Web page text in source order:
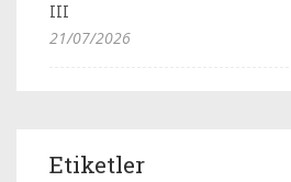
III
21/07/2026
Etiketler